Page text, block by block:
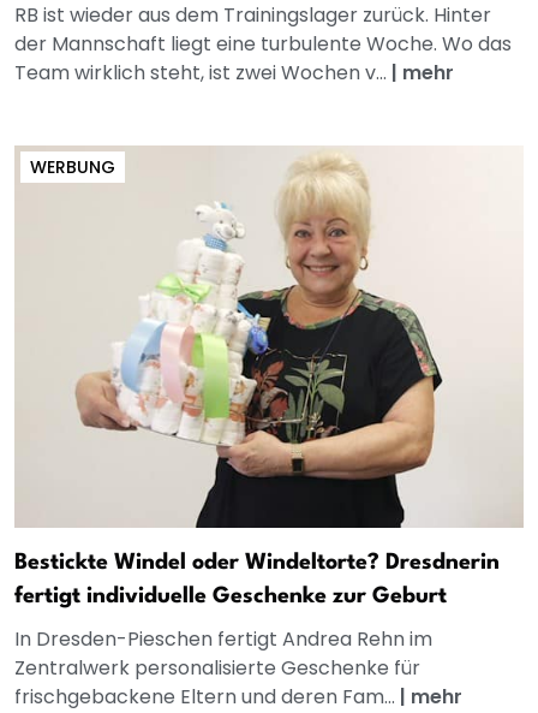
RB ist wieder aus dem Trainingslager zurück. Hinter
der Mannschaft liegt eine turbulente Woche. Wo das
Team wirklich steht, ist zwei Wochen v... | mehr
WERBUNG
Bestickte Windel oder Windeltorte? Dresdnerin
fertigt individuelle Geschenke zur Geburt
In Dresden-Pieschen fertigt Andrea Rehn im
Zentralwerk personalisierte Geschenke für
frischgebackene Eltern und deren Fam... | mehr